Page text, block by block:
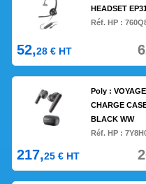
HEADSET
Réf. HP :
52,28 € HT
Poly :
CHARGE
BLACK WW
Réf. HP :
217,25 € HT